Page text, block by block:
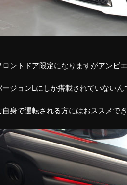
ロントドア限定になりますがアンビ
ージョンLにしか搭載されていないん
自身で運転される方にはおススメで